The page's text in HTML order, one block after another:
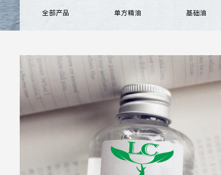
全部产品 单方精油 基础油